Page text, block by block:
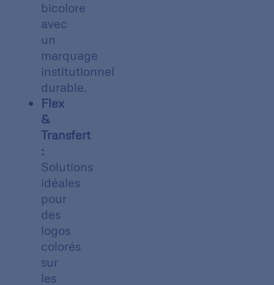
bicolore
avec
un
marquage
institutionnel
durable.
Flex
&
Transfert
:
Solutions
idéales
pour
des
logos
colorés
sur
les